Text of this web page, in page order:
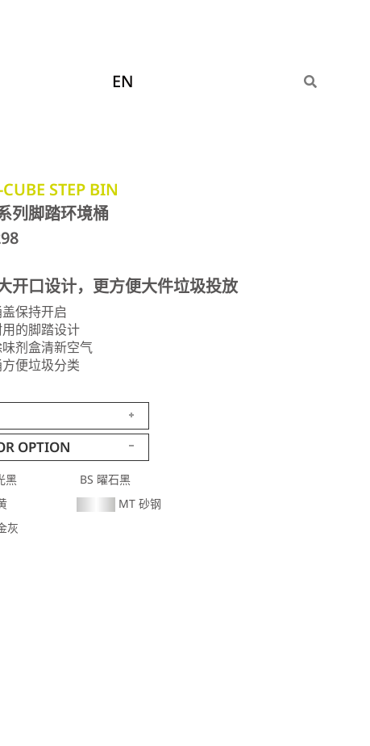
EN
STEP BIN
列脚踏环境桶
开口设计，更方便大件垃圾投放
保持开启
的脚踏设计
剂盒清新空气
便垃圾分类
OPTION
黑
BS 曜石黑
MT 砂钢
灰